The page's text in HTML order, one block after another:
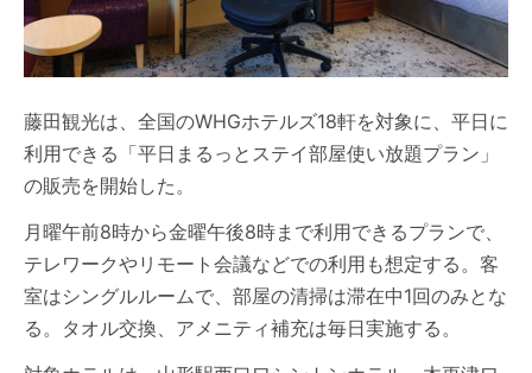
藤田観光は、全国のWHGホテルズ18軒を対象に、平日に
利用できる「平日まるっとステイ部屋使い放題プラン」
の販売を開始した。
月曜午前8時から金曜午後8時まで利用できるプランで、
テレワークやリモート会議などでの利用も想定する。客
室はシングルルームで、部屋の清掃は滞在中1回のみとな
る。タオル交換、アメニティ補充は毎日実施する。